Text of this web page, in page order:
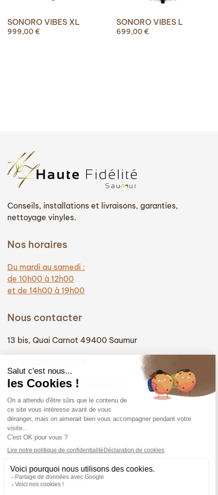
SONORO VIBES XL
999,00 €
SONORO VIBES L
699,00 €
Conseils, installations et livraisons, garanties,
nettoyage vinyles.
Nos horaires
Du mardi au samedi :
de 10h00 à 12h00
et de 14h00 à 19h00
Nous contacter
13 bis, Quai Carnot 49400 Saumur
info@hautefidelite-saumur.com
Liens
Contact
Mentions légales
Politique de confidentialité
Politique des cookies